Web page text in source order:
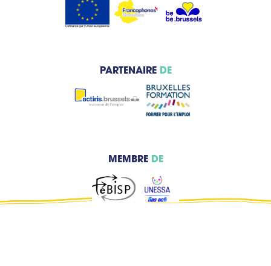
PARTENAIRE DE
MEMBRE DE